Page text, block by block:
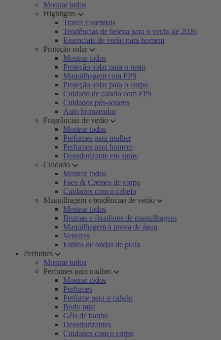
Mostrar todos
Highlights
Travel Essentials
Tendências de beleza para o verão de 2026
Essenciais de verão para homem
Proteção solar
Mostrar todos
Proteção solar para o rosto
Maquilhagem com FPS
Proteção solar para o corpo
Cuidado de cabelo com FPS
Cuidados pós-solares
Auto bronzeador
Fragrâncias de verão
Mostrar todos
Perfumes para mulher
Perfumes para homem
Desodorizante em spray
Cuidado
Mostrar todos
Face & Cremes de corpo
Cuidados com o cabelo
Maquilhagem e tendências de verão
Mostrar todos
Brumas e fixadores de maquilhagem
Maquilhagem à prova de água
Vernizes
Estilos de ondas de praia
Perfumes
Mostrar todos
Perfumes para mulher
Mostrar todos
Perfumes
Perfume para o cabelo
Body mist
Géis de banho
Desodorizantes
Cuidados com o corpo